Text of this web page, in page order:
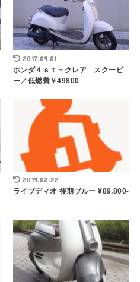
2017.09.01
ホンダ４ｓｔ＝クレア スクーピ
ー／低燃費￥49800
2019.02.22
ライブディオ 後期ブルー ¥89,800-